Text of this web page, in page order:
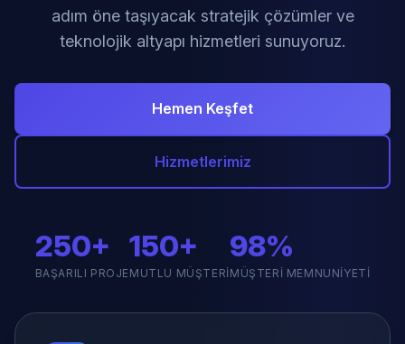
adım öne taşıyacak stratejik çözümler ve
teknolojik altyapı hizmetleri sunuyoruz.
Hemen Keşfet
Hizmetlerimiz
250+
BAŞARILI PROJE
150+
MUTLU MÜŞTERI
98%
MÜŞTERI MEMNUNIYETI